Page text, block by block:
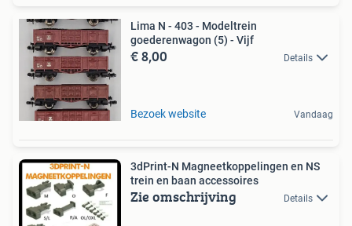
Lima N - 403 - Modeltrein
goederenwagon (5) - Vijf
€ 8,00 Details
Bezoek website Vandaag
3dPrint-N Magneetkoppelingen en NS
trein en baan accessoires
Zie omschrijving Details